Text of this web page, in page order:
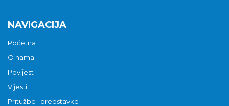
NAVIGACIJA
Početna
O nama
Povijest
Vijesti
Pritužbe i predstavke